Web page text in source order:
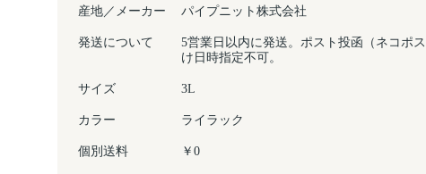
産地／メーカー パイプニット株式会社
発送について
5営業日以内に発送。ポスト投函（ネコポ
け日時指定不可。
サイズ 3L
カラー ライラック
個別送料 ￥0